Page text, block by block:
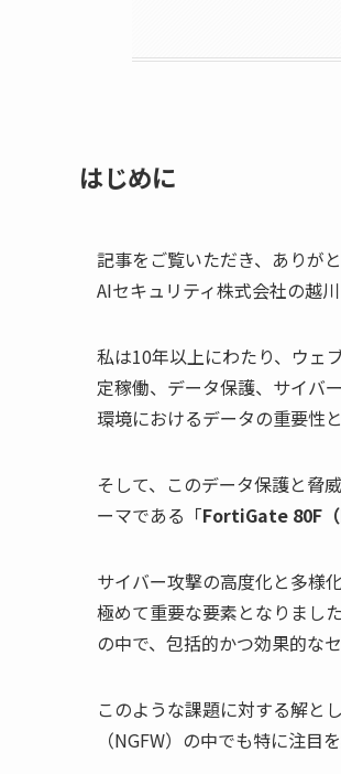
はじめに
記事をご覧いただき、ありがと
AIセキュリティ株式会社の越川
私は10年以上にわたり、ウェ
定稼働、データ保護、サイバ
環境におけるデータの重要性
そして、このデータ保護と脅
ーマである「FortiGate 80F（
サイバー攻撃の高度化と多様
極めて重要な要素となりまし
の中で、包括的かつ効果的な
このような課題に対する解とし
（NGFW）の中でも特に注目